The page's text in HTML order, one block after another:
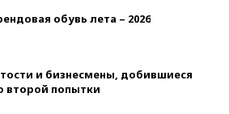
обувь лета – 2026
и бизнесмены, добившиеся
второй попытки